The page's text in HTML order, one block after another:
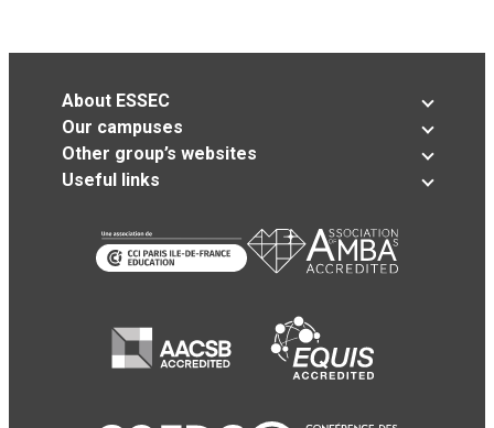
About ESSEC
Our campuses
Other group’s websites
Useful links